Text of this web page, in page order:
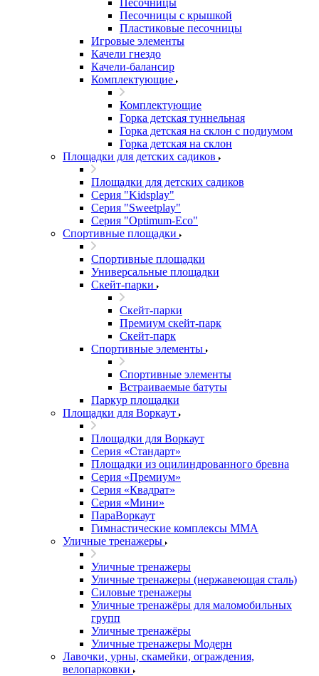
Песочницы
Песочницы с крышкой
Пластиковые песочницы
Игровые элементы
Качели гнездо
Качели-балансир
Комплектующие
Комплектующие
Горка детская туннельная
Горка детская на склон с подиумом
Горка детская на склон
Площадки для детских садиков
Площадки для детских садиков
Серия "Kidsplay"
Серия "Sweetplay"
Серия "Оptimum-Еco"
Спортивные площадки
Спортивные площадки
Универсальные площадки
Скейт-парки
Скейт-парки
Премиум скейт-парк
Скейт-парк
Спортивные элементы
Спортивные элементы
Встраиваемые батуты
Паркур площадки
Площадки для Воркаут
Площадки для Воркаут
Серия «Стандарт»
Площадки из оцилиндрованного бревна
Серия «Премиум»
Серия «Квадрат»
Серия «Мини»
ПараВоркаут
Гимнастические комплексы ММА
Уличные тренажеры
Уличные тренажеры
Уличные тренажеры (нержавеющая сталь)
Силовые тренажеры
Уличные тренажёры для маломобильных
групп
Уличные тренажёры
Уличные тренажеры Модерн
Лавочки, урны, скамейки, ограждения,
велопарковки